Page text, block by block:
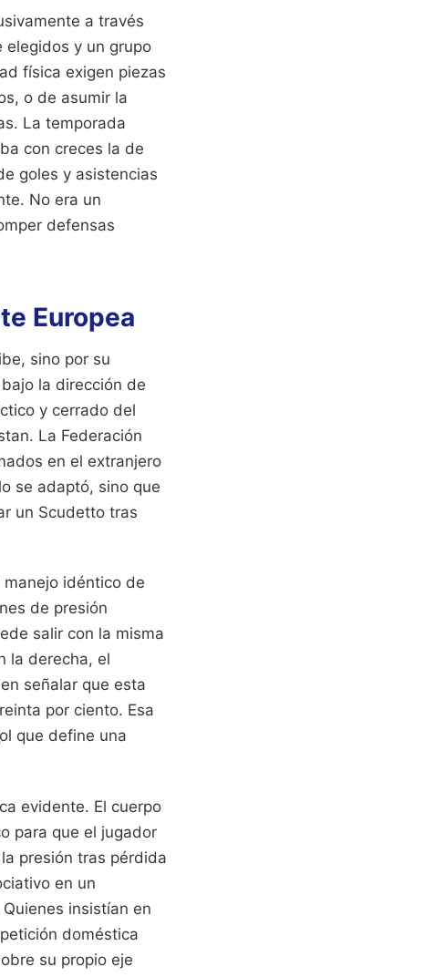
a través
elegidos y un grupo
física exigen piezas
o de asumir la
La temporada
con creces la de
goles y asistencias
No era un
defensas
Europea
sino por su
la dirección de
y cerrado del
La Federación
en el extranjero
se adaptó, sino que
un Scudetto tras
idéntico de
de presión
salir con la misma
la derecha, el
señalar que esta
por ciento. Esa
que define una
evidente. El cuerpo
para que el jugador
presión tras pérdida
en un
insistían en
doméstica
su propio eje